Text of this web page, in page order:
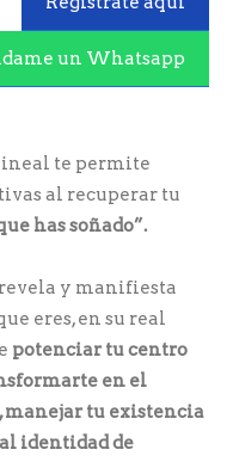
un Whatsapp
te permite
al recuperar tu
has soñado”.
revela y manifiesta
eres, en su real
potenciar tu centro
en el
manejar tu existencia
identidad de